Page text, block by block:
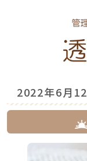
2022年6月